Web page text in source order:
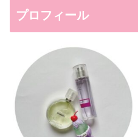
プロフィール